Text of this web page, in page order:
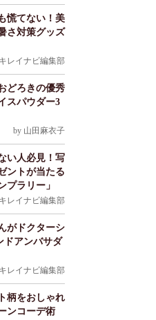
慌てない！美
さ対策グッズ
キレイナビ編集部
どろきの優秀
スパウダー3
by 山田麻衣子
い人必見！写
ントが当たる
プラリー」
キレイナビ編集部
がドクターシ
ドアンバサダ
キレイナビ編集部
柄をおしゃれ
ンコーデ術